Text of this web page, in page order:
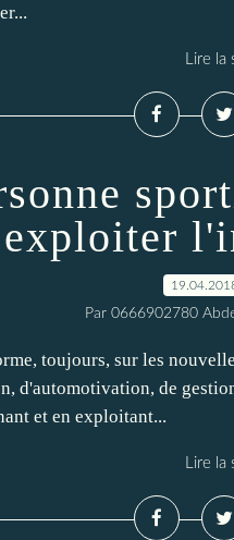
Lire la
exploiter
Par 0666902780
toujours, sur les
d'automotivation, de
et en exploitant...
Lire la